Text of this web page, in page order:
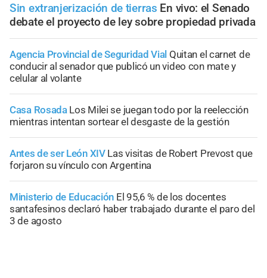
Sin extranjerización de tierras En vivo: el Senado
debate el proyecto de ley sobre propiedad privada
Agencia Provincial de Seguridad Vial Quitan el carnet de
conducir al senador que publicó un video con mate y
celular al volante
Casa Rosada Los Milei se juegan todo por la reelección
mientras intentan sortear el desgaste de la gestión
Antes de ser León XIV Las visitas de Robert Prevost que
forjaron su vínculo con Argentina
Ministerio de Educación El 95,6 % de los docentes
santafesinos declaró haber trabajado durante el paro del
3 de agosto